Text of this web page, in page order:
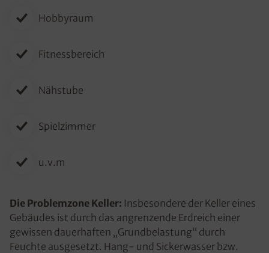
Hobbyraum
Fitnessbereich
Nähstube
Spielzimmer
u.v.m
Die Problemzone Keller: Insbesondere der Keller eines
Gebäudes ist durch das angrenzende Erdreich einer
gewissen dauerhaften „Grundbelastung“ durch
Feuchte ausgesetzt. Hang- und Sickerwasser bzw.